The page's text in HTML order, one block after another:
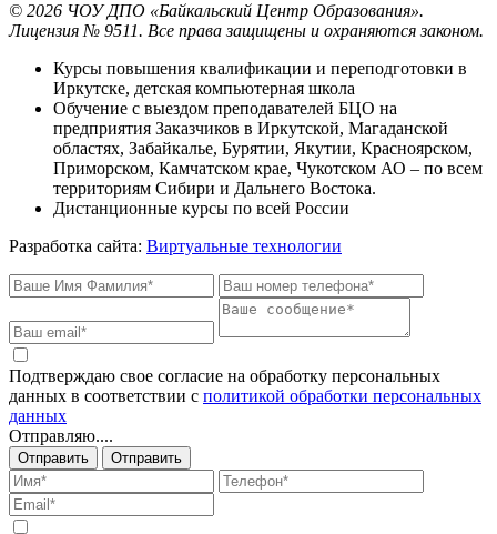
© 2026 ЧОУ ДПО «Байкальский Центр Образования».
Лицензия № 9511. Все права защищены и охраняются законом.
Курсы повышения квалификации и переподготовки в
Иркутске, детская компьютерная школа
Обучение с выездом преподавателей БЦО на
предприятия Заказчиков в Иркутской, Магаданской
областях, Забайкалье, Бурятии, Якутии, Красноярском,
Приморском, Камчатском крае, Чукотском АО – по всем
территориям Сибири и Дальнего Востока.
Дистанционные курсы по всей России
Разработка сайта: Виртуальные технологии
Подтверждаю свое согласие на обработку персональных
данных в соответствии с политикой обработки персональных
данных
Отправляю....
Отправить Отправить